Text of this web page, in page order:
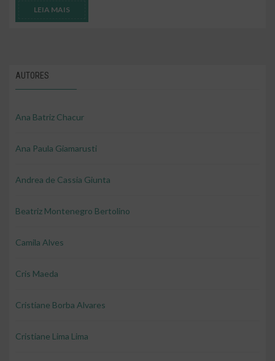
LEIA MAIS
AUTORES
Ana Batriz Chacur
Ana Paula Giamarusti
Andrea de Cassia Giunta
Beatriz Montenegro Bertolino
Camila Alves
Cris Maeda
Cristiane Borba Alvares
Cristiane Lima Lima